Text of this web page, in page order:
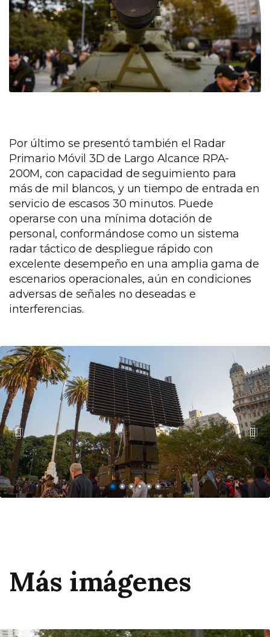
Por último se presentó también el Radar
Primario Móvil 3D de Largo Alcance RPA-
200M, con capacidad de seguimiento para
más de mil blancos, y un tiempo de entrada en
servicio de escasos 30 minutos. Puede
operarse con una mínima dotación de
personal, conformándose como un sistema
radar táctico de despliegue rápido con
excelente desempeño en una amplia gama de
escenarios operacionales, aún en condiciones
adversas de señales no deseadas e
interferencias.
Más imágenes